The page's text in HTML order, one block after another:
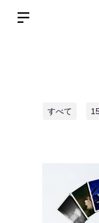
すべて